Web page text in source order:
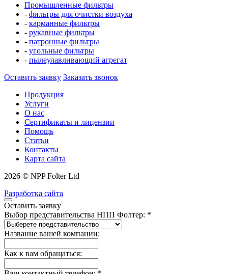
Промышленные фильтры
- фильтры для очистки воздуха
- карманные фильтры
- рукавные фильтры
- патронные фильтры
- угольные фильтры
- пылеулавливающий агрегат
Оставить заявку Заказать звонок
Продукция
Услуги
О нас
Сертификаты и лицензии
Помощь
Статьи
Контакты
Карта сайта
2026 © NPP Folter Ltd
Разработка сайта
Оставить заявку
Выбор представительства НПП Фолтер: *
Название вашей компании:
Как к вам обращаться: